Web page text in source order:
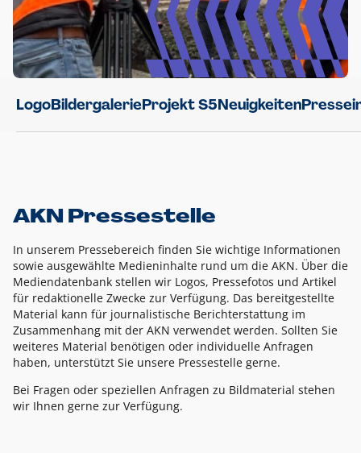
LogoBildergalerieProjekt S5Neuigkeiten
AKN Pressestelle
In unserem Pressebereich finden Sie wichtige Informationen
sowie ausgewählte Medieninhalte rund um die AKN. Über die
Mediendatenbank stellen wir Logos, Pressefotos und Artikel
für redaktionelle Zwecke zur Verfügung. Das bereitgestellte
Material kann für journalistische Berichterstattung im
Zusammenhang mit der AKN verwendet werden. Sollten Sie
weiteres Material benötigen oder individuelle Anfragen
haben, unterstützt Sie unsere Pressestelle gerne.
Bei Fragen oder speziellen Anfragen zu Bildmaterial stehen
wir Ihnen gerne zur Verfügung.